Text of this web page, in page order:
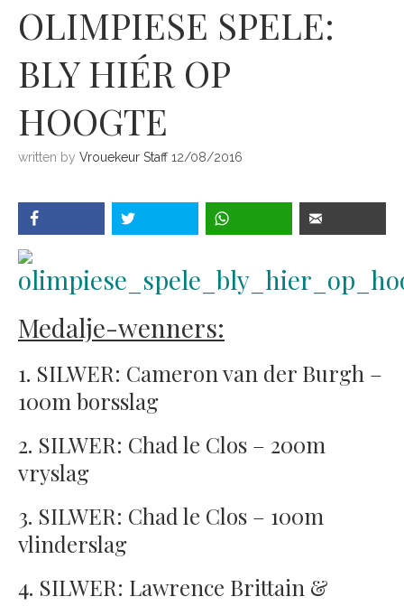
OLIMPIESE SPELE:
BLY HIÉR OP
HOOGTE
written by Vrouekeur Staff 12/08/2016
Medalje-wenners:
1. SILWER: Cameron van der Burgh –
100m borsslag
2. SILWER: Chad le Clos – 200m
vryslag
3. SILWER: Chad le Clos – 100m
vlinderslag
4. SILWER: Lawrence Brittain &